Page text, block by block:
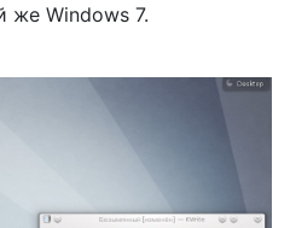
же Windows 7.